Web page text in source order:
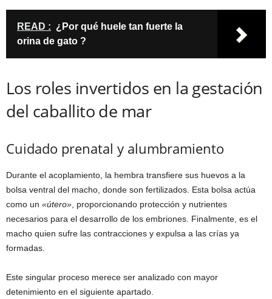
READ : ¿Por qué huele tan fuerte la
orina de gato ?
Los roles invertidos en la gestación
del caballito de mar
Cuidado prenatal y alumbramiento
Durante el acoplamiento, la hembra transfiere sus huevos a la
bolsa ventral del macho, donde son fertilizados. Esta bolsa actúa
como un «útero» , proporcionando protección y nutrientes
necesarios para el desarrollo de los embriones. Finalmente, es el
macho quien sufre las contracciones y expulsa a las crías ya
formadas.
Este singular proceso merece ser analizado con mayor
detenimiento en el siguiente apartado.